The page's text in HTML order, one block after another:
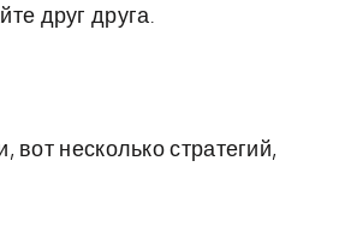
друг друга.
несколько стратегий,